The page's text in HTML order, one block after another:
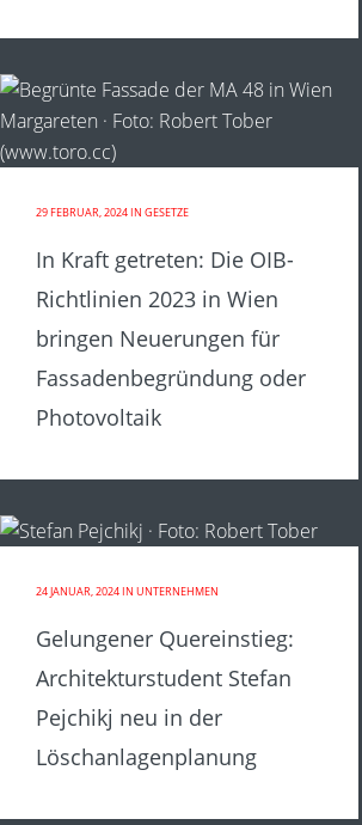
29 FEBRUAR, 2024IN GESETZE
In Kraft getreten: Die OIB-
Richtlinien 2023 in Wien
bringen Neuerungen für
Fassadenbegründung oder
Photovoltaik
24 JANUAR, 2024IN UNTERNEHMEN
Gelungener Quereinstieg:
Architekturstudent Stefan
Pejchikj neu in der
Löschanlagenplanung